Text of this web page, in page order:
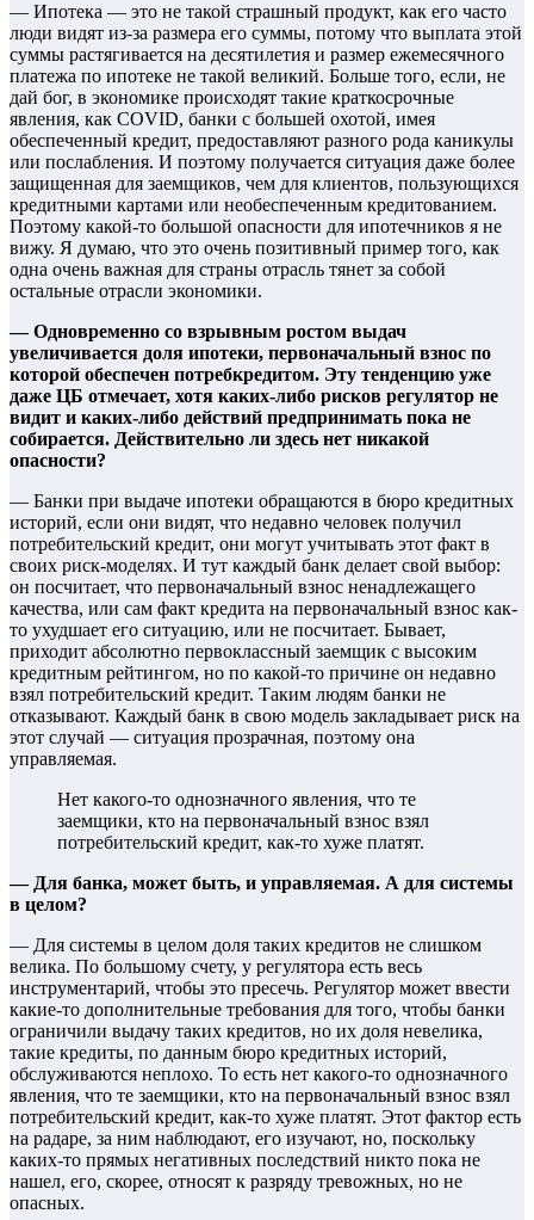
— Ипотека — это не такой страшный продукт, как его часто
люди видят из-за размера его суммы, потому что выплата этой
суммы растягивается на десятилетия и размер ежемесячного
платежа по ипотеке не такой великий. Больше того, если, не
дай бог, в экономике происходят такие краткосрочные
явления, как COVID, банки с большей охотой, имея
обеспеченный кредит, предоставляют разного рода каникулы
или послабления. И поэтому получается ситуация даже более
защищенная для заемщиков, чем для клиентов, пользующихся
кредитными картами или необеспеченным кредитованием.
Поэтому какой-то большой опасности для ипотечников я не
вижу. Я думаю, что это очень позитивный пример того, как
одна очень важная для страны отрасль тянет за собой
остальные отрасли экономики.
— Одновременно со взрывным ростом выдач
увеличивается доля ипотеки, первоначальный взнос по
которой обеспечен потребкредитом. Эту тенденцию уже
даже ЦБ отмечает, хотя каких-либо рисков регулятор не
видит и каких-либо действий предпринимать пока не
собирается. Действительно ли здесь нет никакой
опасности?
— Банки при выдаче ипотеки обращаются в бюро кредитных
историй, если они видят, что недавно человек получил
потребительский кредит, они могут учитывать этот факт в
своих риск-моделях. И тут каждый банк делает свой выбор:
он посчитает, что первоначальный взнос ненадлежащего
качества, или сам факт кредита на первоначальный взнос как-
то ухудшает его ситуацию, или не посчитает. Бывает,
приходит абсолютно первоклассный заемщик с высоким
кредитным рейтингом, но по какой-то причине он недавно
взял потребительский кредит. Таким людям банки не
отказывают. Каждый банк в свою модель закладывает риск на
этот случай — ситуация прозрачная, поэтому она
управляемая.
Нет какого-то однозначного явления, что те
заемщики, кто на первоначальный взнос взял
потребительский кредит, как-то хуже платят.
— Для банка, может быть, и управляемая. А для системы
в целом?
— Для системы в целом доля таких кредитов не слишком
велика. По большому счету, у регулятора есть весь
инструментарий, чтобы это пресечь. Регулятор может ввести
какие-то дополнительные требования для того, чтобы банки
ограничили выдачу таких кредитов, но их доля невелика,
такие кредиты, по данным бюро кредитных историй,
обслуживаются неплохо. То есть нет какого-то однозначного
явления, что те заемщики, кто на первоначальный взнос взял
потребительский кредит, как-то хуже платят. Этот фактор есть
на радаре, за ним наблюдают, его изучают, но, поскольку
каких-то прямых негативных последствий никто пока не
нашел, его, скорее, относят к разряду тревожных, но не
опасных.